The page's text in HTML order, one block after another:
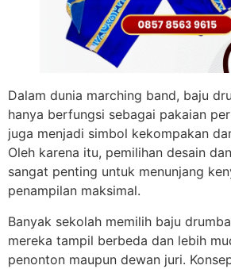
Dalam dunia marching band, baju
hanya berfungsi sebagai pakaian
juga menjadi simbol kekompakan
Oleh karena itu, pemilihan desain
sangat penting untuk menunjang
penampilan maksimal.
Banyak sekolah memilih baju
mereka tampil berbeda dan lebih
penonton maupun dewan juri.